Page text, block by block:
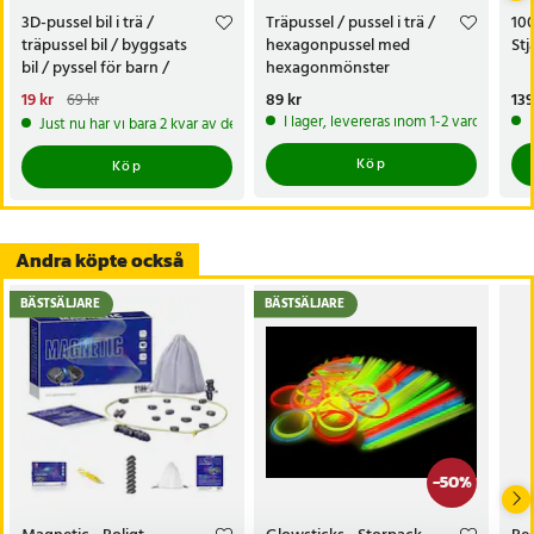
3D-pussel bil i trä /
träpussel bil / byggsats
bil / pyssel för barn /
byggpussel
Nuvarande pris
pris:69 kr
19 kr 69 kr
Just nu har vi bara 2 kvar av denna produkt
Köp
Träpussel / pussel i trä /
hexagonpussel med
hexagonmönster
Pris:
89 kr
I lager, levereras inom 1-2 vardagar
Köp
Andra köpte också
BÄSTSÄLJARE
-50%
BÄSTSÄLJARE